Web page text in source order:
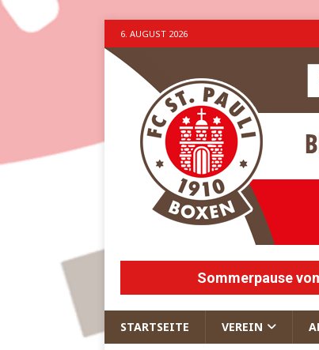
6. AUGUST 2026
Sommerpause
STARTSEITE VEREIN